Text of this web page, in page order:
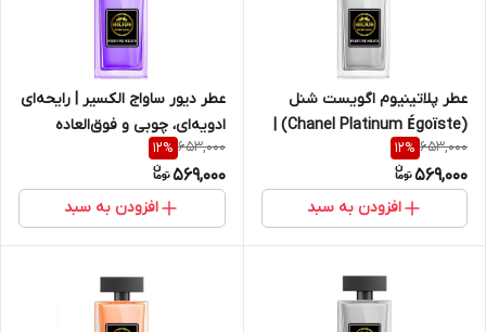
عطر پلاتینیوم اگویست شنل
(Chanel Platinum Égoïste) |
رایحه مردانه شیک و کلاسیک
653,000
12%
569,000
افزودن به سبد
عطر دیور ساواج الکسیر | رایحه‌ای
ادویه‌ای، چوبی و فوق‌العاده
ماندگار
653,000
12%
569,000
افزودن به سبد